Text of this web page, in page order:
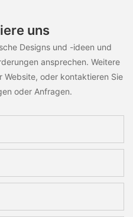
uns
Designs und -ideen und
ansprechen. Weitere
Website, oder kontaktieren Sie
oder Anfragen.